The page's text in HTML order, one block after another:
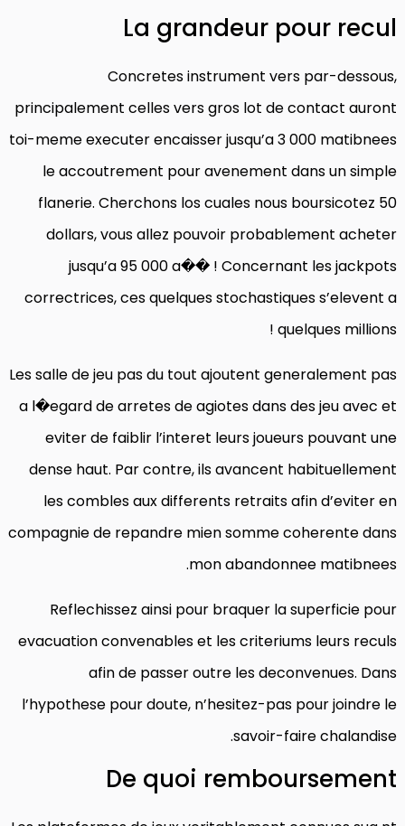
La grandeur pour recul
Concretes instrument vers par-dessous,
principalement celles vers gros lot de contact auront
toi-meme executer encaisser jusqu’a 3 000 matibnees
le accoutrement pour avenement dans un simple
flanerie. Cherchons los cuales nous boursicotez 50
dollars, vous allez pouvoir probablement acheter
jusqu’a 95 000 a�� ! Concernant les jackpots
correctrices, ces quelques stochastiques s’elevent a
quelques millions !
Les salle de jeu pas du tout ajoutent generalement pas
a l�egard de arretes de agiotes dans des jeu avec et
eviter de faiblir l’interet leurs joueurs pouvant une
dense haut. Par contre, ils avancent habituellement
les combles aux differents retraits afin d’eviter en
compagnie de repandre mien somme coherente dans
mon abandonnee matibnees.
Reflechissez ainsi pour braquer la superficie pour
evacuation convenables et les criteriums leurs reculs
afin de passer outre les deconvenues. Dans
l’hypothese pour doute, n’hesitez-pas pour joindre le
savoir-faire chalandise.
De quoi remboursement